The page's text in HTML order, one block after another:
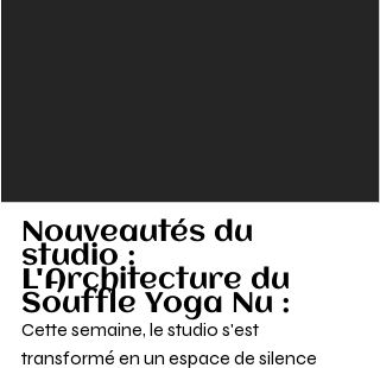
Nouveautés du
studio :
L'Architecture du
Souffle Yoga Nu :
Cette semaine, le studio s'est
transformé en un espace de silence